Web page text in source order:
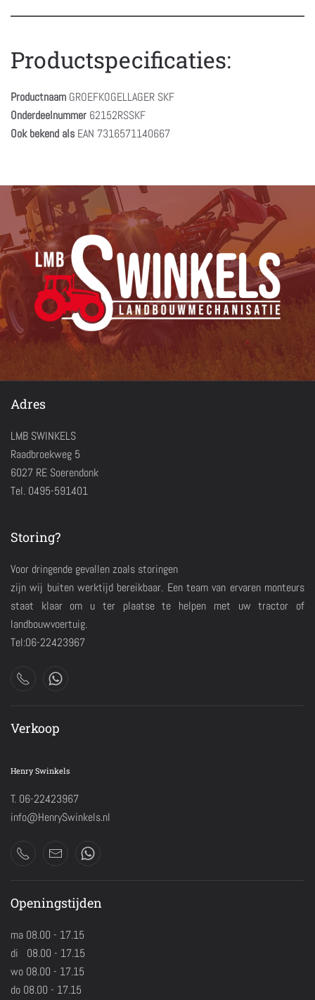
Productspecificaties:
Productnaam GROEFKOGELLAGER SKF
Onderdeelnummer 62152RSSKF
Ook bekend als EAN 7316571140667
Adres
LMB SWINKELS
Raadbroekweg 5
6027 RE Soerendonk
Tel. 0495-591401
Storing?
Voor dringende gevallen zoals storingen
zijn wij buiten werktijd bereikbaar. Een team van ervaren monteurs
staat klaar om u ter plaatse te helpen met uw tractor of
landbouwvoertuig.
Tel:06-22423967
Verkoop
Henry Swinkels
T. 06-22423967
info@HenrySwinkels.nl
Openingstijden
ma 08.00 - 17.15
di 08.00 - 17.15
wo 08.00 - 17.15
do 08.00 - 17.15